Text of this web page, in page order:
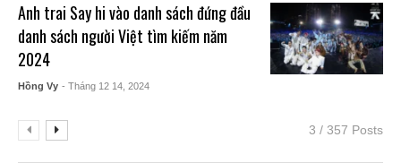
Anh trai Say hi vào danh sách đứng đầu
danh sách người Việt tìm kiếm năm
2024
Hồng Vy - Tháng 12 14, 2024
3 / 357 Posts